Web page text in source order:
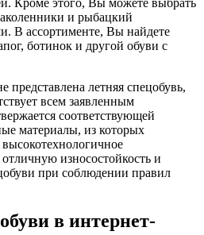
и рыбацкий
В ассортименте, Вы найдете
ботинок и другой обуви с
представлена летняя спецобувь,
всем заявленным
соответствующей
материалы, из которых
износостойкость и
при соблюдении правил
в интернет-